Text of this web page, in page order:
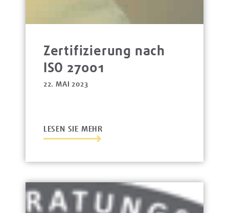
Zertifizierung nach
ISO 27001
22. MAI 2023
LESEN SIE MEHR